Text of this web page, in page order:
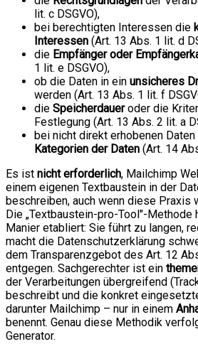
lit. c DSGVO),
bei berechtigten Interessen die
Interessen (Art. 13 Abs. 1 lit. d
die Empfänger oder
1 lit. e DSGVO),
ob die Daten in ein unsicheres
werden (Art. 13 Abs. 1 lit. f
die Speicherdaueroder die
Festlegung (Art. 13 Abs. 2 lit. a
bei nicht direkt erhobenen
Kategorien der Daten (Art. 14
Es ist nicht erforderlich, Mailchimp
einem eigenen Textbaustein in der
beschreiben, auch wenn diese Praxis
Die „Textbaustein-pro-Tool"-
Manier etabliert: Sie führt zu langen,
macht die Datenschutzerklärung
dem Transparenzgebot des Art. 12
entgegen. Sachgerechter ist ein
der Verarbeitungen übergreifend
beschreibt und die konkret
darunter Mailchimp – nur in einem
benennt. Genau diese Methodik
Generator.